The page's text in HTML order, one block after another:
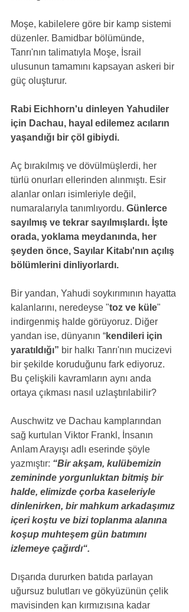
Moşe, kabilelere göre bir kamp sistemi
düzenler. Bamidbar bölümünde,
Tanrı'nın talimatıyla Moşe, İsrail
ulusunun tamamını kapsayan askeri bir
güç oluşturur.
Rabi Eichhorn'u dinleyen Yahudiler
için Dachau, hayal edilemez acıların
yaşandığı bir çöl gibiydi.
Aç bırakılmış ve dövülmüşlerdi, her
türlü onurları ellerinden alınmıştı. Esir
alanlar onları isimleriyle değil,
numaralarıyla tanımlıyordu. Günlerce
sayılmış ve tekrar sayılmışlardı. İşte
orada, yoklama meydanında, her
şeyden önce, Sayılar Kitabı'nın açılış
bölümlerini dinliyorlardı.
Bir yandan, Yahudi soykırımının hayatta
kalanlarını, neredeyse "toz ve küle"
indirgenmiş halde görüyoruz. Diğer
yandan ise, dünyanın “kendileri için
yaratıldığı” bir halkı Tanrı'nın mucizevi
bir şekilde koruduğunu fark ediyoruz.
Bu çelişkili kavramların aynı anda
ortaya çıkması nasıl uzlaştırılabilir?
Auschwitz ve Dachau kamplarından
sağ kurtulan Viktor Frankl, İnsanın
Anlam Arayışı adlı eserinde şöyle
yazmıştır: “Bir akşam, kulübemizin
zemininde yorgunluktan bitmiş bir
halde, elimizde çorba kaseleriyle
dinlenirken, bir mahkum arkadaşımız
içeri koştu ve bizi toplanma alanına
koşup muhteşem gün batımını
izlemeye çağırdı“.
Dışarıda dururken batıda parlayan
uğursuz bulutları ve gökyüzünün çelik
mavisinden kan kırmızısına kadar